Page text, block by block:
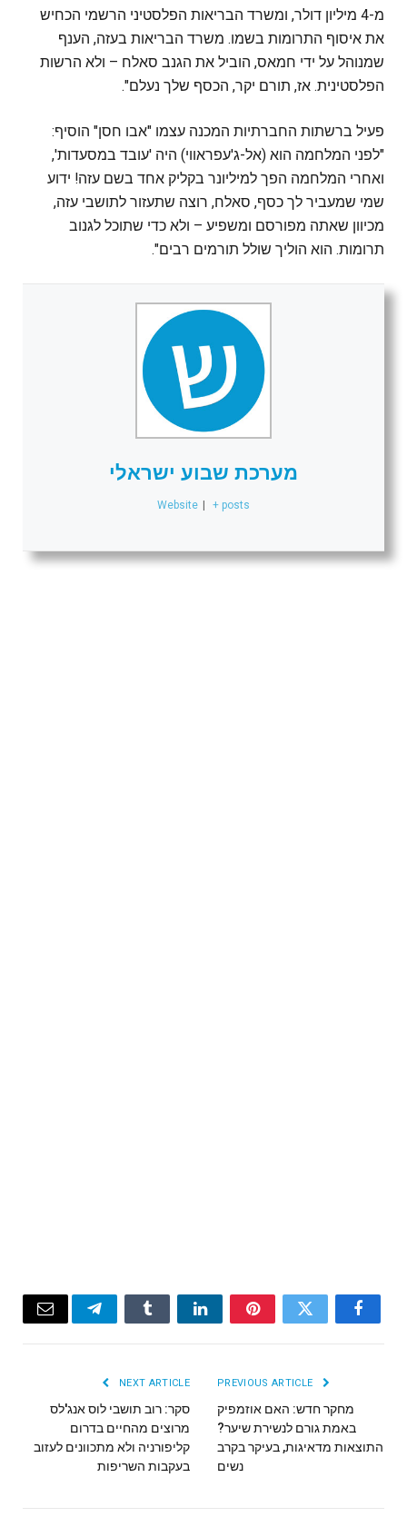
מ-4 מיליון דולר, ומשרד הבריאות הפלסטיני הרשמי הכחיש
את איסוף התרומות בשמו. משרד הבריאות בעזה, הענף
שמנוהל על ידי חמאס, הוביל את הגנב סאלח – ולא הרשות
הפלסטינית. אז, תורם יקר, הכסף שלך נעלם".
פעיל ברשתות החברתיות המכנה עצמו "אבו חסן" הוסיף:
"לפני המלחמה הוא (אל-ג'עפראווי) היה 'עובד במסעדות',
ואחרי המלחמה הפך למיליונר בקליק אחד בשם עזה! ידוע
שמי שמעביר לך כסף, סאלח, רוצה שתעזור לתושבי עזה,
מכיוון שאתה מפורסם ומשפיע – ולא כדי שתוכל לגנוב
תרומות. הוא הוליך שולל תורמים רבים".
מערכת שבוע ישראלי
Website + posts
Facebook
Twitter
Pinterest
LinkedIn
Tumblr
Telegram
Email
מחקר חדש: האם אוזמפיק
באמת גורם לנשירת שיער?
התוצאות מדאיגות, בעיקר בקרב
נשים
NEXT ARTICLE
סקר: רוב תושבי לוס אנג'לס
מרוצים מהחיים בדרום
קליפורניה ולא מתכוונים לעזוב
בעקבות השריפות